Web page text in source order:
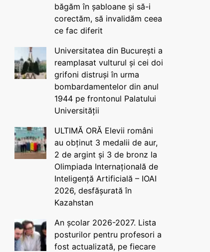
băgăm în șabloane și să-i
corectăm, să invalidăm ceea
ce fac diferit
Universitatea din București a
reamplasat vulturul și cei doi
grifoni distruși în urma
bombardamentelor din anul
1944 pe frontonul Palatului
Universității
ULTIMĂ ORĂ Elevii români
au obținut 3 medalii de aur,
2 de argint și 3 de bronz la
Olimpiada Internațională de
Inteligență Artificială – IOAI
2026, desfășurată în
Kazahstan
An școlar 2026-2027. Lista
posturilor pentru profesori a
fost actualizată, pe fiecare